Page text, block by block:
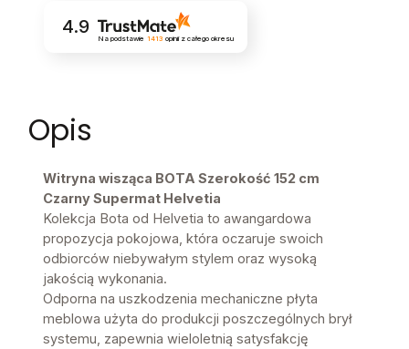
4.9
Na podstawie 1413 opinii z całego okresu
Opis
Witryna wisząca BOTA Szerokość 152 cm
Czarny Supermat Helvetia
Kolekcja Bota od Helvetia to awangardowa
propozycja pokojowa, która oczaruje swoich
odbiorców niebywałym stylem oraz wysoką
jakością wykonania.
Odporna na uszkodzenia mechaniczne płyta
meblowa użyta do produkcji poszczególnych brył
systemu, zapewnia wieloletnią satysfakcję